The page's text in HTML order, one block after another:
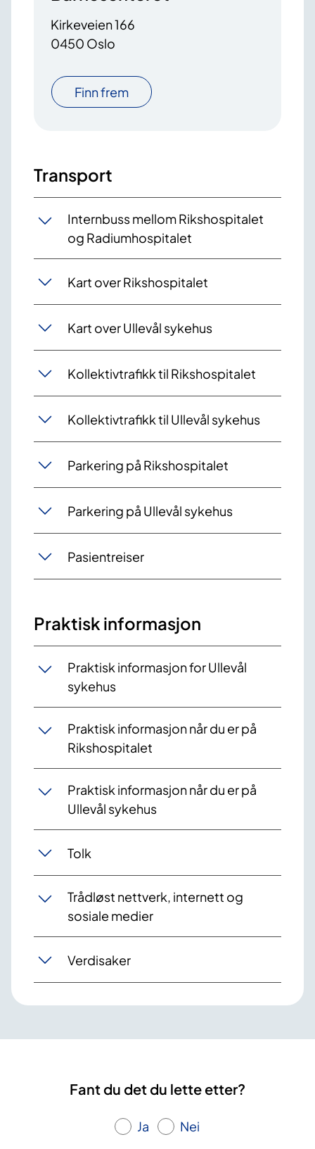
Kirkeveien 166
0450 Oslo
Finn frem
Transport
Internbuss mellom Rikshospitalet
og Radiumhospitalet
Kart over Rikshospitalet
Kart over Ullevål sykehus
Kollektivtrafikk til Rikshospitalet
Kollektivtrafikk til Ullevål sykehus
Parkering på Rikshospitalet
Parkering på Ullevål sykehus
Pasientreiser
Praktisk informasjon
Praktisk informasjon for Ullevål
sykehus
Praktisk informasjon når du er på
Rikshospitalet
Praktisk informasjon når du er på
Ullevål sykehus
Tolk
Trådløst nettverk, internett og
sosiale medier
Verdisaker
Fant du det du lette etter?
Ja Nei